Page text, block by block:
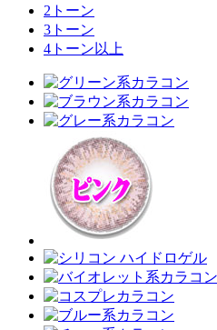
2トーン
3トーン
4トーン以上